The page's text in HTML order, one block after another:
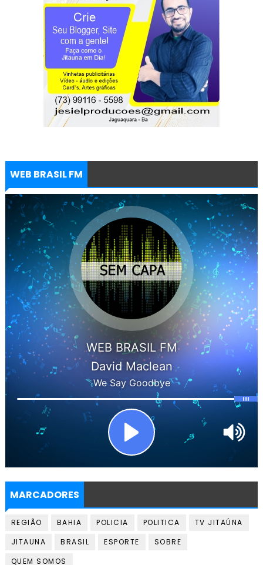
WEB BRASIL FM
MARCADORES
REGIÃO BAHIA POLICIA POLITICA
TV JITAÚNA
JITAUNA
BRASIL ESPORTE
SOBRE
QUEM SOMOS